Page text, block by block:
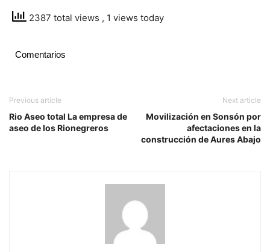
2387 total views , 1 views today
Comentarios
Previous article
Rio Aseo total La empresa de
aseo de los Rionegreros
Next article
Movilización en Sonsón por
afectaciones en la
construcción de Aures Abajo